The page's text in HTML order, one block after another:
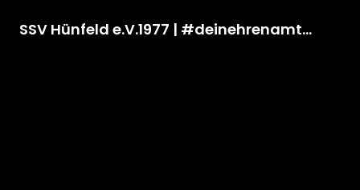
SSV Hünfeld e.V.1977 | #deinehrenamt - Klappe auf fürs Ehrenamt